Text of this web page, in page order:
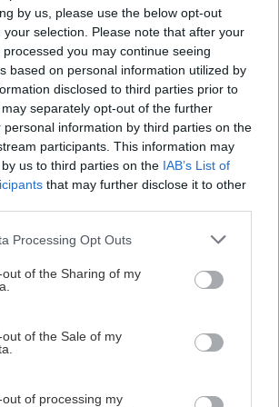
by us, please use the below opt-out
selection. Please note that after your
you may continue seeing
based on personal information utilized by
disclosed to third parties prior to
separately opt-out of the further
personal information by third parties on the
participants. This information may
us to third parties on the IAB’s List of
that may further disclose it to other
Processing Opt Outs
of the Sharing of my
of the Sale of my
of processing my
15:40
του Κοσόβου: Βουλευτής της
πέταξε αυγά στον υπηρεσιακό
(βίντεο)
15:25
στην Ελλάδα υπέρ των
– Το ισραηλινό ΥΠΕΞ καλεί τους
κρατούν ”χαμηλούς τόνους”
Όλες οι ειδήσεις
από 400 πυρκαγιές σε 10 ημέρες